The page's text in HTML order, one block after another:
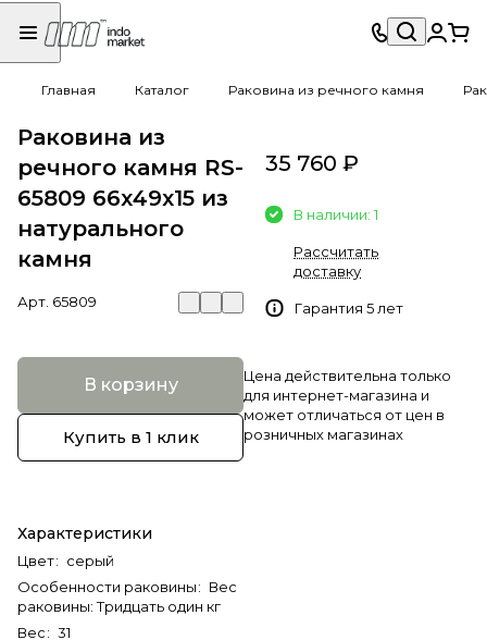
Главная Каталог Раковина из речного камня
Раковина из
речного камня RS-
65809 66х49х15 из
натурального
камня
Арт. 65809
В корзину
Купить в 1 клик
Характеристики
Цвет: серый
Особенности раковины: Вес
раковины: Тридцать один кг
Вес: 31
35 760 ₽
В наличии: 1
Рассчитать
доставку
Гарантия 5 лет
Цена действительна только
для интернет-магазина и
может отличаться от цен в
розничных магазинах